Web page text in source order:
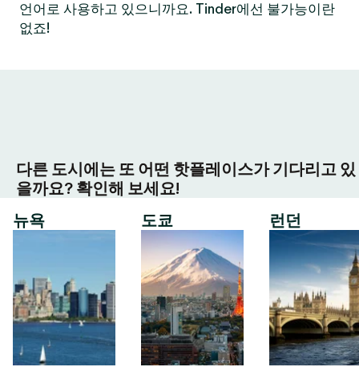
언어로 사용하고 있으니까요. Tinder에선 불가능이란
없죠!
다른 도시에는 또 어떤 핫플레이스가 기다리고 있
을까요? 확인해 보세요!
뉴욕
도쿄 런던